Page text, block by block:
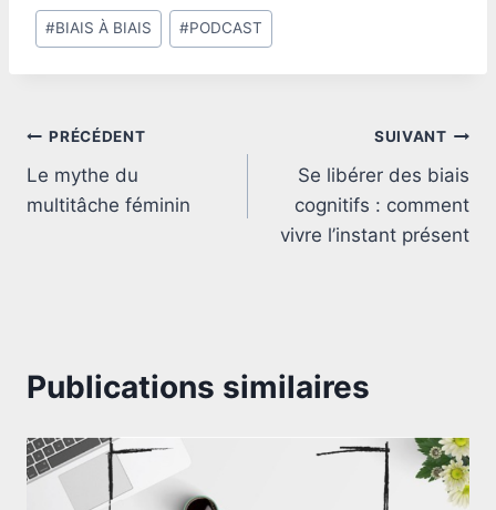
Étiquettes
de
la
#BIAIS À BIAIS #PODCAST
Navigation
de
PRÉCÉDENT
Le mythe du
multitâche féminin
SUIVANT
Se libérer des biais
cognitifs : comment
vivre l’instant présent
Publications similaires